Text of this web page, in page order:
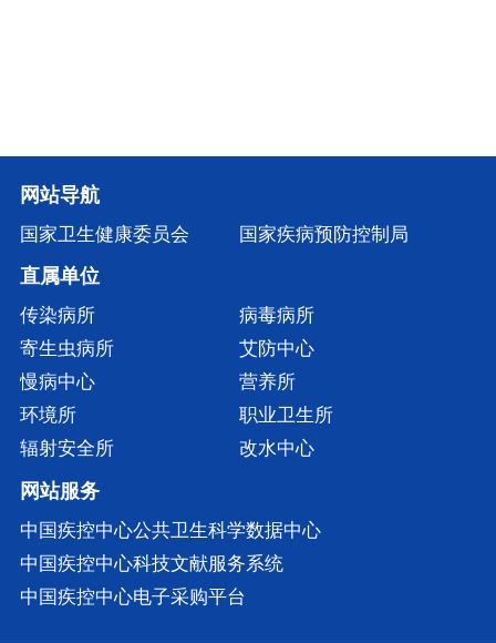
网站导航
国家卫生健康委员会 国家疾病预防控制局
直属单位
传染病所
病毒病所
寄生虫病所
艾防中心
慢病中心
营养所
环境所
职业卫生所
辐射安全所
改水中心
网站服务
中国疾控中心公共卫生科学数据中心
中国疾控中心科技文献服务系统
中国疾控中心电子采购平台